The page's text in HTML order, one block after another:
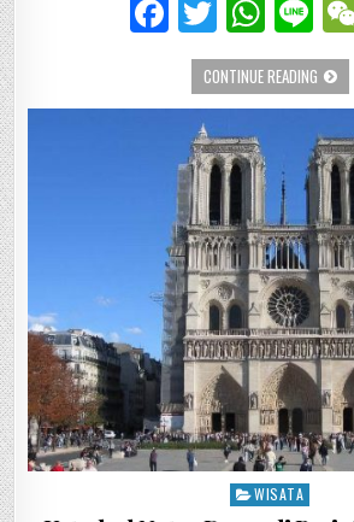
F
a
c
e
b
o
o
k
T
w
it
te
r
W
h
at
A
p
p
Li
n
e
CONTINUE READING
Posted in
WISATA